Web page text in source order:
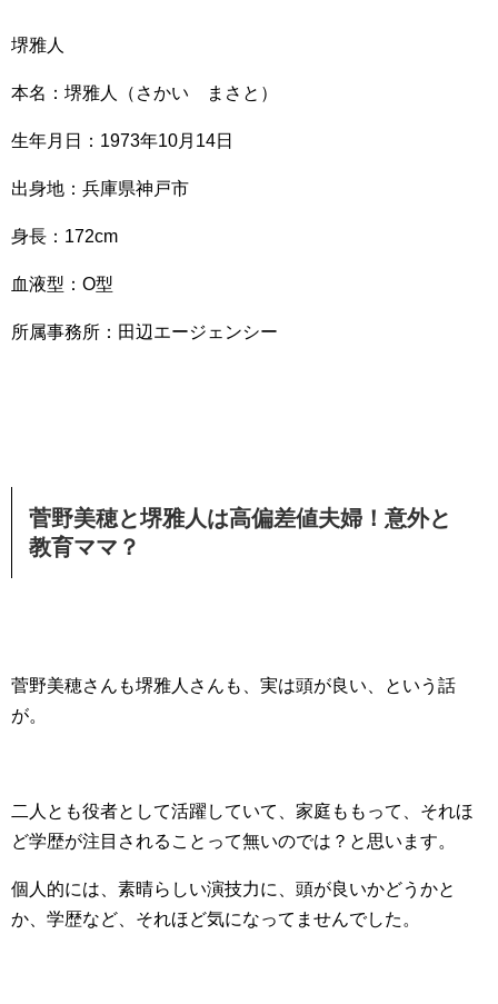
堺雅人
本名：堺雅人（さかい まさと）
生年月日：1973年10月14日
出身地：兵庫県神戸市
身長：172cm
血液型：O型
所属事務所：田辺エージェンシー
菅野美穂と堺雅人は高偏差値夫婦！意外と
教育ママ？
菅野美穂さんも堺雅人さんも、実は頭が良い、という話
が。
二人とも役者として活躍していて、家庭ももって、それほ
ど学歴が注目されることって無いのでは？と思います。
個人的には、素晴らしい演技力に、頭が良いかどうかと
か、学歴など、それほど気になってませんでした。